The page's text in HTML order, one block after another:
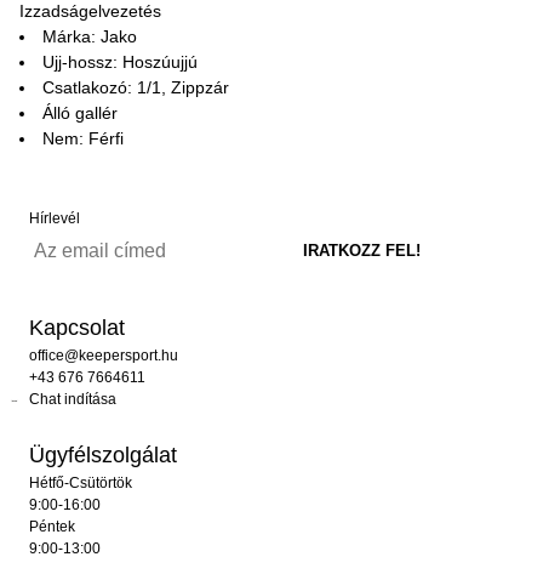
Izzadságelvezetés
Márka: Jako
Ujj-hossz: Hoszúujjú
Csatlakozó: 1/1, Zippzár
Álló gallér
Nem: Férfi
Hírlevél
Kapcsolat
office@keepersport.hu
+43 676 7664611
Chat indítása
Ügyfélszolgálat
Hétfő-Csütörtök
9:00-16:00
Péntek
9:00-13:00